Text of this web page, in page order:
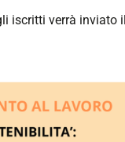
iscritti verrà inviato